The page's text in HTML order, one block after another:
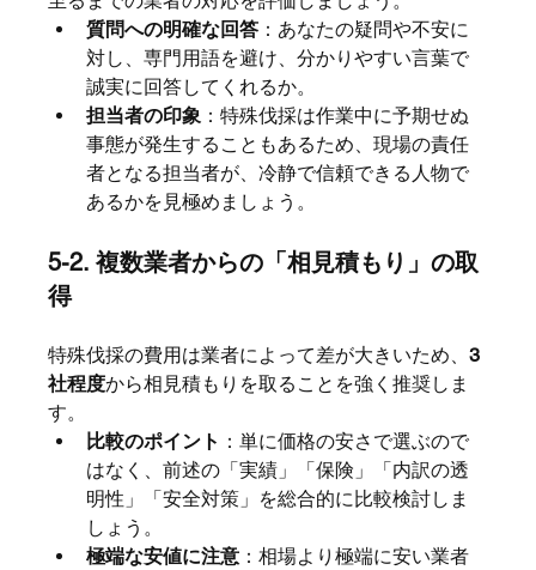
質問への明確な回答 ：あなたの疑問や不安に
対し、専門用語を避け、分かりやすい言葉で
誠実に回答してくれるか。
担当者の印象 ：特殊伐採は作業中に予期せぬ
事態が発生することもあるため、現場の責任
者となる担当者が、冷静で信頼できる人物で
あるかを見極めましょう。
5-2. 複数業者からの「相見積もり」の取
得
特殊伐採の費用は業者によって差が大きいため、3
社程度から相見積もりを取ることを強く推奨しま
す。
比較のポイント ：単に価格の安さで選ぶので
はなく、前述の「実績」「保険」「内訳の透
明性」「安全対策」を総合的に比較検討しま
しょう。
極端な安値に注意 ：相場より極端に安い業者